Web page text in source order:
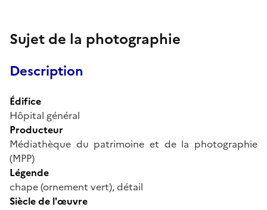
Sujet de la photographie
Description
Édifice
Hôpital général
Producteur
Médiathèque du patrimoine et de la photographie
(MPP)
Légende
chape (ornement vert), détail
Siècle de l'œuvre